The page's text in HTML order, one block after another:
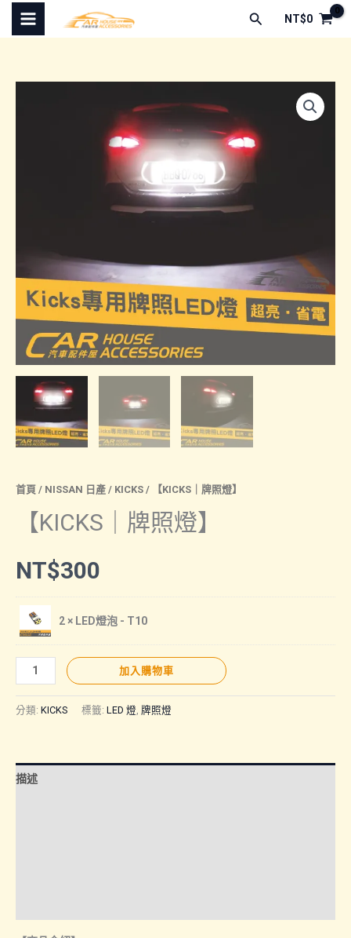
搜
尋
NT$0
首頁 / NISSAN 日產 / KICKS / 【KICKS｜牌照燈】
【KICKS｜牌照燈】
NT$300
2 × LED燈泡 - T10
【KICKS
｜
牌
數
加入購物車
分類: KICKS 標籤: LED 燈, 牌照燈
描述